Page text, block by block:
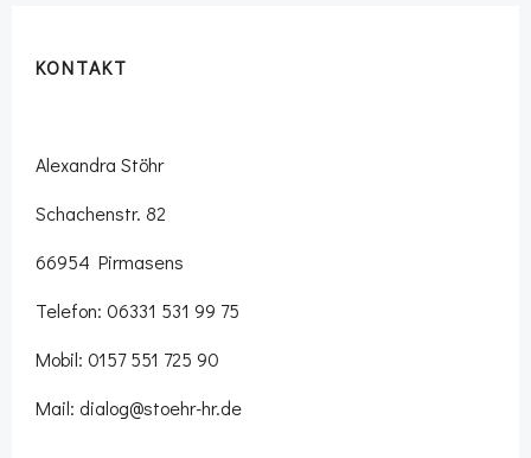
KONTAKT
Alexandra Stöhr
Schachenstr. 82
66954 Pirmasens
Telefon: 06331 531 99 75
Mobil: 0157 551 725 90
Mail: dialog@stoehr-hr.de